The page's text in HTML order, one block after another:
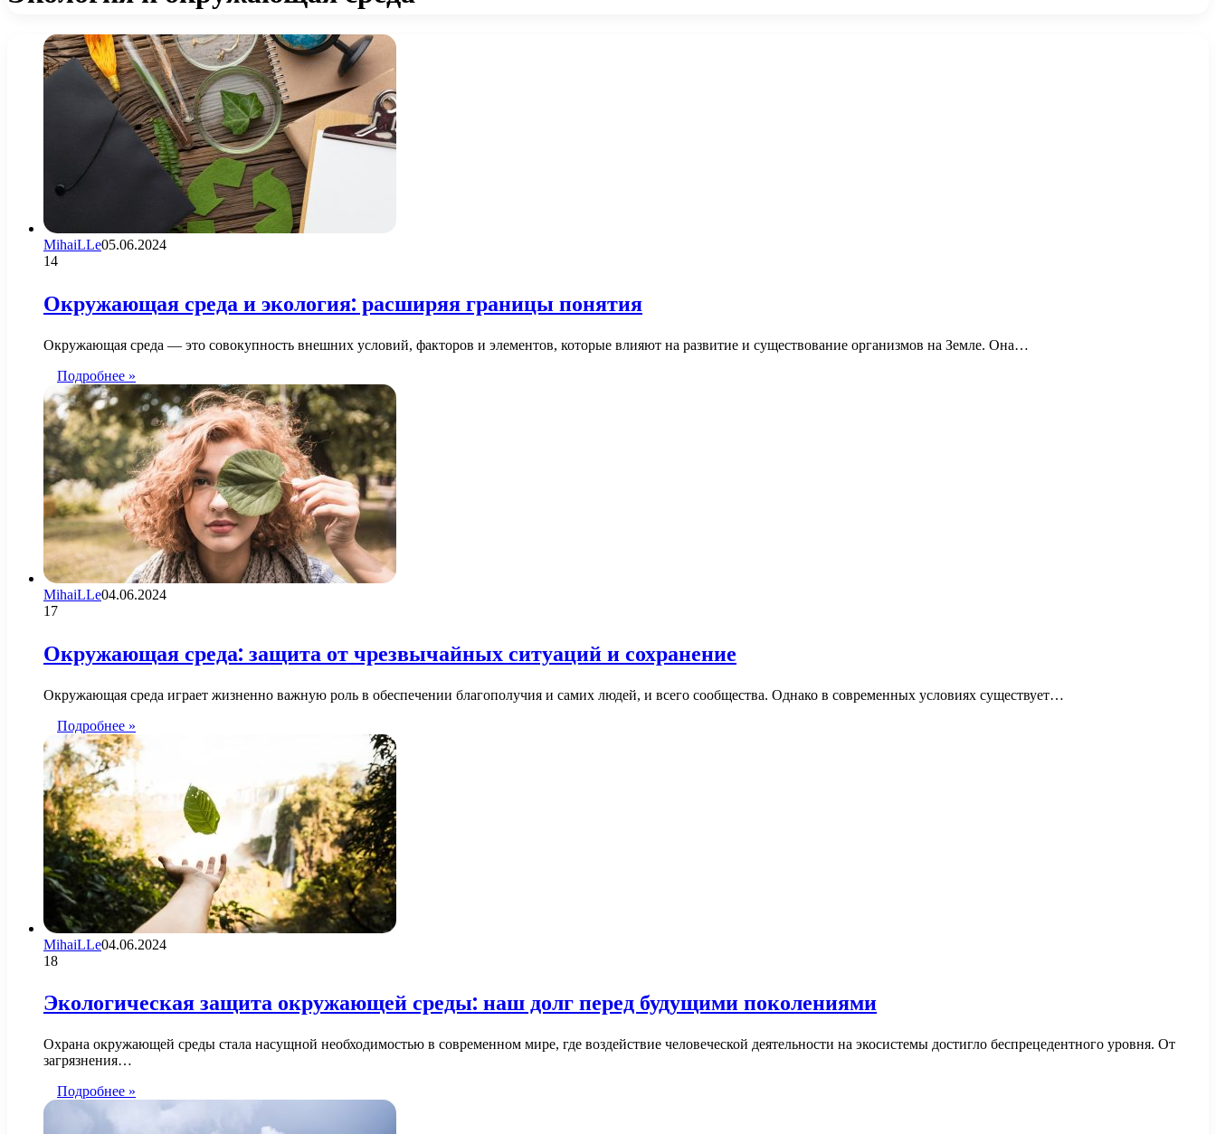
MihaiLLe05.06.2024
14
Окружающая среда и экология: расширяя границы понятия
Окружающая среда — это совокупность внешних условий, факторов и элементов, которые влияют на развитие и существование организмов на Земле. Она…
Подробнее »
MihaiLLe04.06.2024
17
Окружающая среда: защита от чрезвычайных ситуаций и сохранение
Окружающая среда играет жизненно важную роль в обеспечении благополучия и самих людей, и всего сообщества. Однако в современных условиях существует…
Подробнее »
MihaiLLe04.06.2024
18
Экологическая защита окружающей среды: наш долг перед будущими поколениями
Охрана окружающей среды стала насущной необходимостью в современном мире, где воздействие человеческой деятельности на экосистемы достигло беспрецедентного уровня. От
загрязнения…
Подробнее »